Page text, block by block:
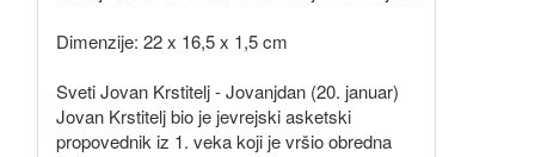
Dimenzije: 22 x 16,5 x 1,5 cm
Sveti Jovan Krstitelj - Jovanjdan (20. januar)
Jovan Krstitelj bio je jevrejski asketski
propovednik iz 1. veka koji je vršio obredna